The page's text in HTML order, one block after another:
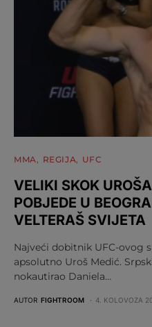
MMA REGIJA UFC
VELIKI SKOK
POBJEDE U
VELTERAŠ SVIJETA
Najveći dobitnik UFC-ovog
apsolutno Uroš Medić.
nokautirao Daniela…
AUTOR FIGHTROOM 4. KOLOVOZA